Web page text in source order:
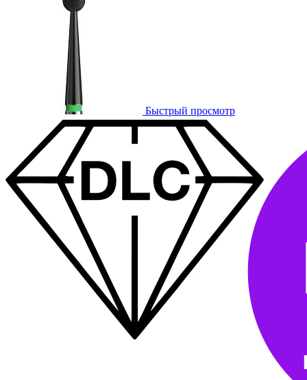
Быстрый просмотр